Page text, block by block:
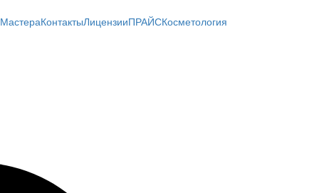
МастераКонтактыЛицензииПРАЙСКосметология